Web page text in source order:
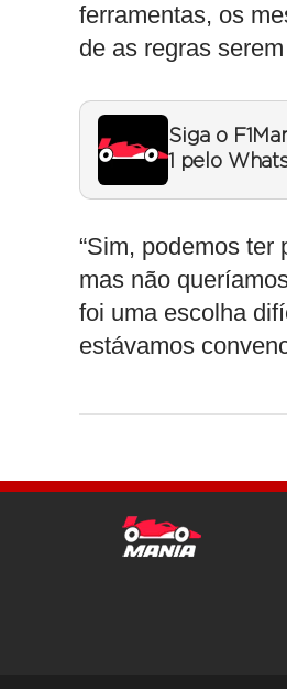
ferramentas, os
de as regras
Siga o
1 pelo
“Sim, podemos ter
mas não
foi uma escolha
estávamos